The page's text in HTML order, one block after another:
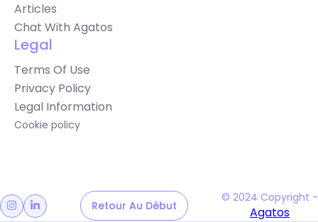
Articles
Chat With Agatos
Legal
Terms Of Use
Privacy Policy
Legal Information
Cookie policy
© 2024 Copyright -
Agatos
  Retour Au Début
Retour Au Début